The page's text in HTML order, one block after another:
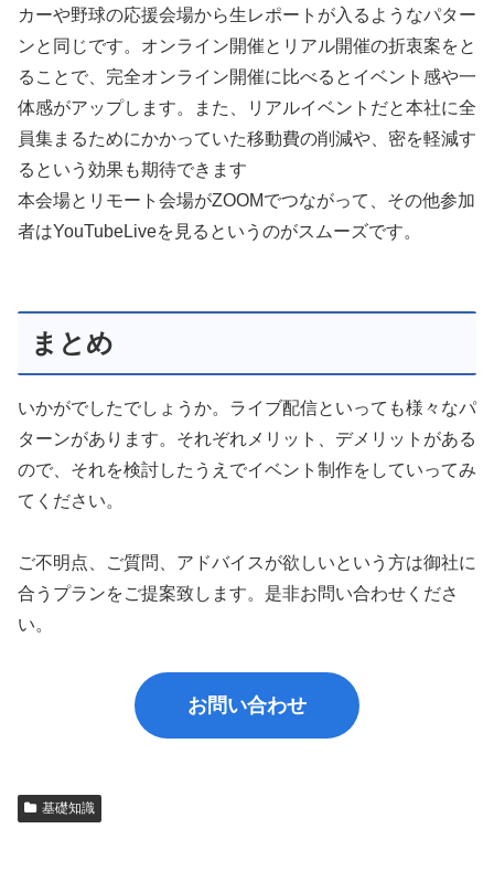
カーや野球の応援会場から生レポートが入るようなパター
ンと同じです。オンライン開催とリアル開催の折衷案をと
ることで、完全オンライン開催に比べるとイベント感や一
体感がアップします。また、リアルイベントだと本社に全
員集まるためにかかっていた移動費の削減や、密を軽減す
るという効果も期待できます
本会場とリモート会場がZOOMでつながって、その他参加
者はYouTubeLiveを見るというのがスムーズです。
まとめ
いかがでしたでしょうか。ライブ配信といっても様々なパ
ターンがあります。それぞれメリット、デメリットがある
ので、それを検討したうえでイベント制作をしていってみ
てください。
ご不明点、ご質問、アドバイスが欲しいという方は御社に
合うプランをご提案致します。是非お問い合わせくださ
い。
お問い合わせ
基礎知識